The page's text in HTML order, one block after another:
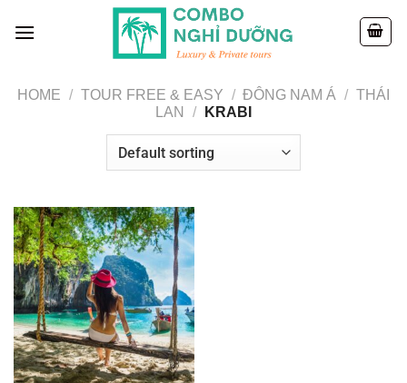
HOME / TOUR FREE & EASY / ĐÔNG NAM Á / THÁI
LAN
/ KRABI